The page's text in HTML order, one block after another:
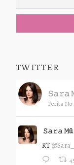
TWITTER
𝚂𝚊𝚛𝚊
Perita
𝚂𝚊𝚛𝚊
RT